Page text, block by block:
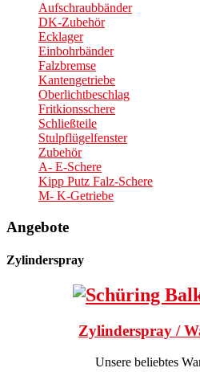
Aufschraubbänder
DK-Zubehör
Ecklager
Einbohrbänder
Falzbremse
Kantengetriebe
Oberlichtbeschlag
Fritkionsschere
Schließteile
Stulpflügelfenster
Zubehör
A- E-Schere
Kipp Putz Falz-Schere
M- K-Getriebe
Angebote
Zylinderspray
Zylinderspray /
Unsere beliebtes